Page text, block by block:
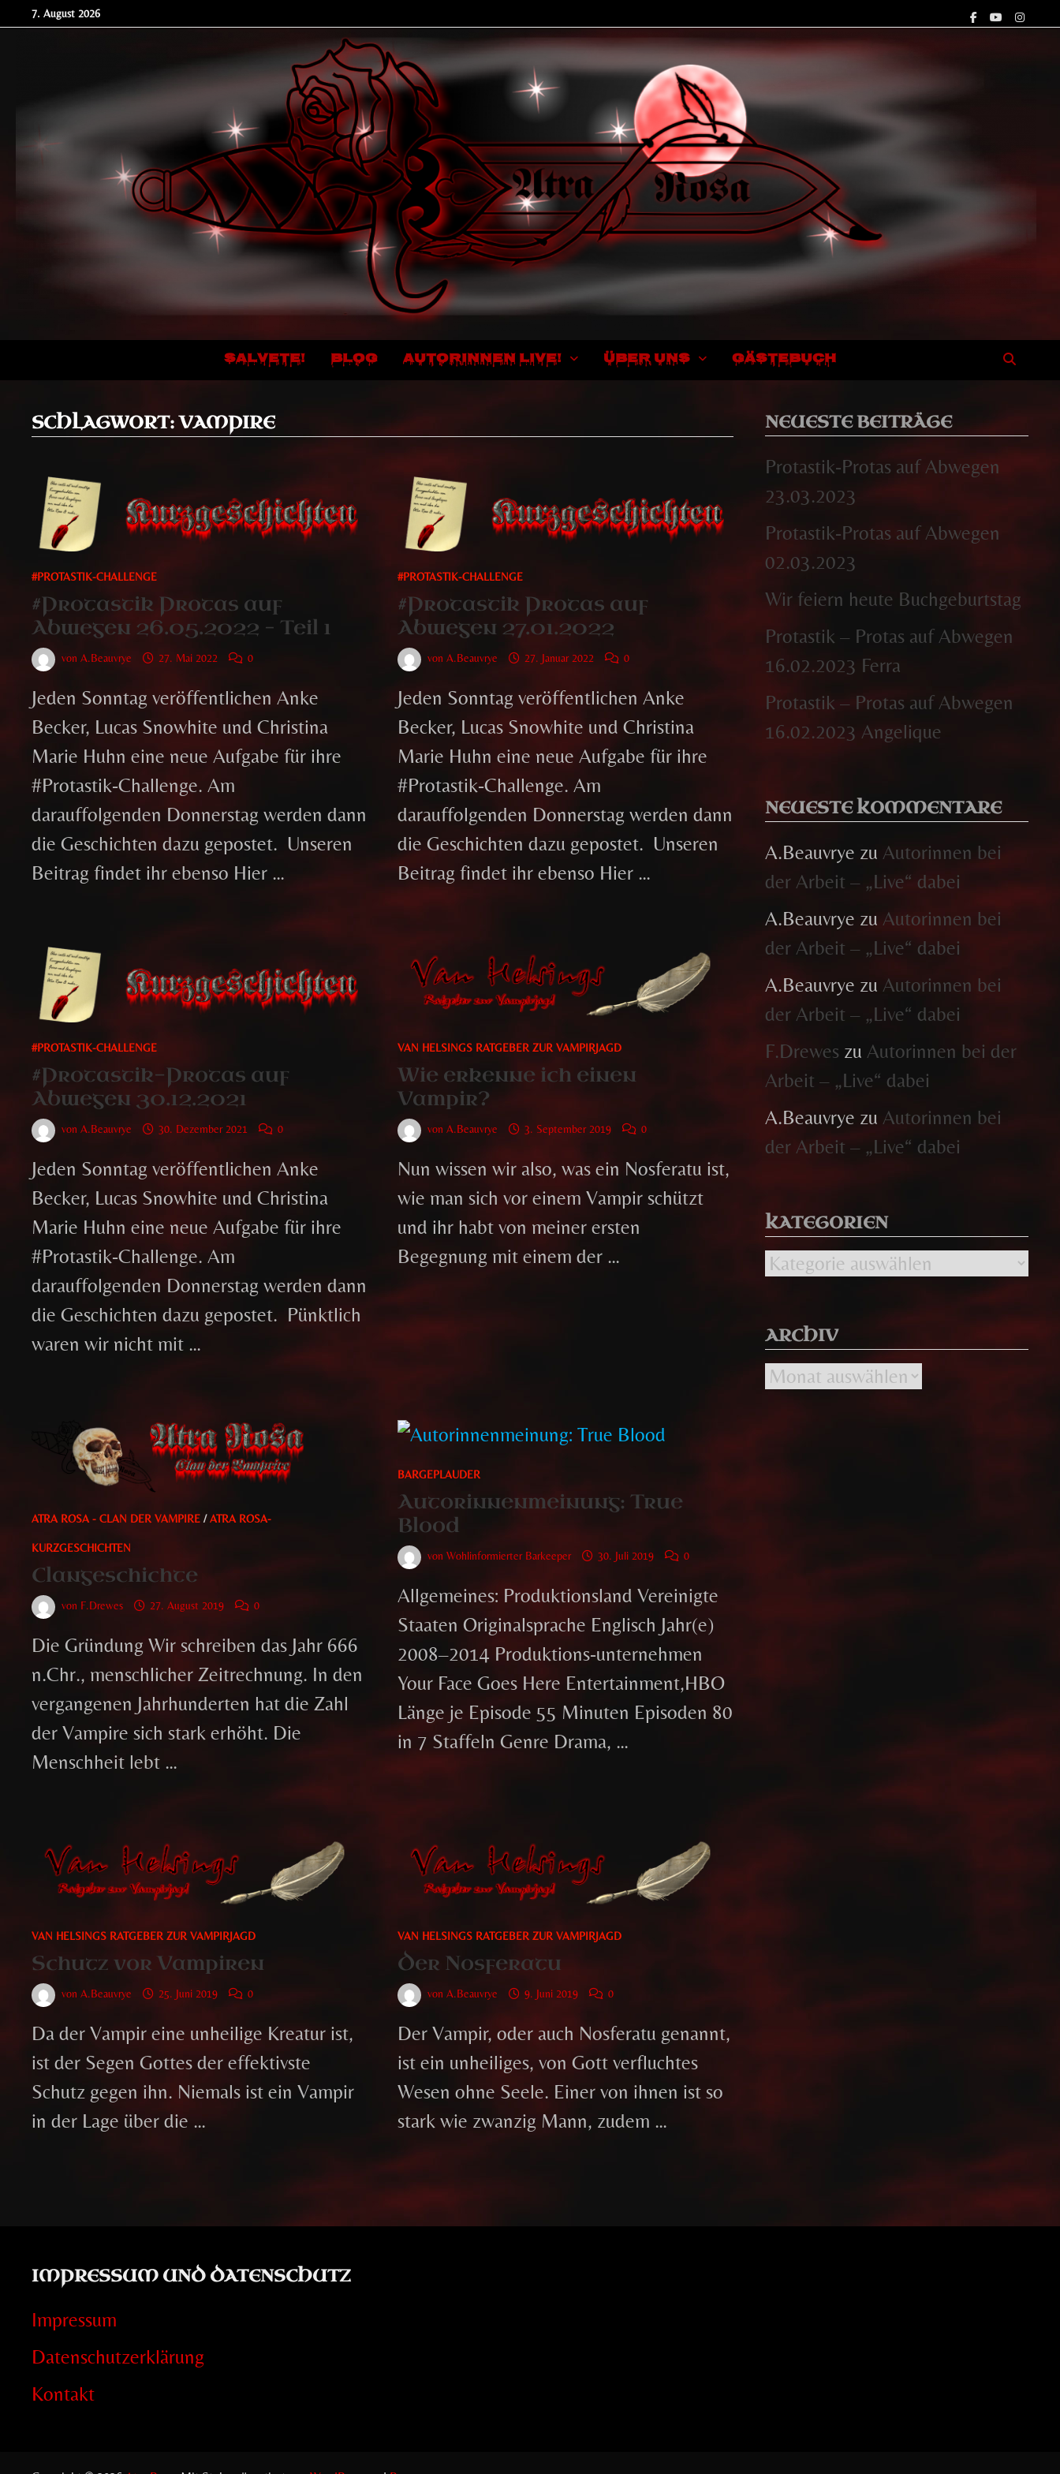
Zum7. August 2026
SALVETE! BLOG AUTORINNEN LIVE! ÜBER UNS GÄSTEBUCH
SCHLAGWORT:VAMPIRE
#PROTASTIK-CHALLENGE
#Protastik Protas auf
Abwegen 26.05.2022 – Teil 1
vonA.Beauvrye 27. Mai 2022 0
Jeden Sonntag veröffentlichen Anke
Becker, Lucas Snowhite und Christina
Marie Huhn eine neue Aufgabe für ihre
#Protastik-Challenge. Am
darauffolgenden Donnerstag werden dann
die Geschichten dazu gepostet. Unseren
Beitrag findet ihr ebenso Hier …
#PROTASTIK-CHALLENGE
#Protastik Protas auf
Abwegen 27.01.2022
vonA.Beauvrye 27. Januar 2022 0
Jeden Sonntag veröffentlichen Anke
Becker, Lucas Snowhite und Christina
Marie Huhn eine neue Aufgabe für ihre
#Protastik-Challenge. Am
darauffolgenden Donnerstag werden dann
die Geschichten dazu gepostet. Unseren
Beitrag findet ihr ebenso Hier …
#PROTASTIK-CHALLENGE
#Protastik-Protas auf
Abwegen 30.12.2021
vonA.Beauvrye 30. Dezember 2021 0
Jeden Sonntag veröffentlichen Anke
Becker, Lucas Snowhite und Christina
Marie Huhn eine neue Aufgabe für ihre
#Protastik-Challenge. Am
darauffolgenden Donnerstag werden dann
die Geschichten dazu gepostet. Pünktlich
waren wir nicht mit …
VAN HELSINGS RATGEBER ZUR VAMPIRJAGD
Wie erkenne ich einen
Vampir?
vonA.Beauvrye 3. September 2019 0
Nun wissen wir also, was ein Nosferatu ist,
wie man sich vor einem Vampir schützt
und ihr habt von meiner ersten
Begegnung mit einem der …
ATRA ROSA - CLAN DER VAMPIRE /ATRA ROSA-
KURZGESCHICHTEN
Clangeschichte
von F.Drewes 27. August 2019 0
Die Gründung Wir schreiben das Jahr 666
n.Chr., menschlicher Zeitrechnung. In den
vergangenen Jahrhunderten hat die Zahl
der Vampire sich stark erhöht. Die
Menschheit lebt …
BARGEPLAUDER
Autorinnenmeinung: True
Blood
vonWohlinformierter Barkeeper 30. Juli 2019 0
Allgemeines: Produktionsland Vereinigte
Staaten Originalsprache Englisch Jahr(e)
2008–2014 Produktions-unternehmen
Your Face Goes Here Entertainment,HBO
Länge je Episode 55 Minuten Episoden 80
in 7 Staffeln Genre Drama, …
VAN HELSINGS RATGEBER ZUR VAMPIRJAGD
Schutz vor Vampiren
vonA.Beauvrye 25. Juni 2019 0
Da der Vampir eine unheilige Kreatur ist,
ist der Segen Gottes der effektivste
Schutz gegen ihn. Niemals ist ein Vampir
in der Lage über die …
VAN HELSINGS RATGEBER ZUR VAMPIRJAGD
Der Nosferatu
vonA.Beauvrye 9. Juni 2019 0
Der Vampir, oder auch Nosferatu genannt,
ist ein unheiliges, von Gott verfluchtes
Wesen ohne Seele. Einer von ihnen ist so
stark wie zwanzig Mann, zudem …
NEUESTE BEITRÄGE
Protastik-Protas auf Abwegen
23.03.2023
Protastik-Protas auf Abwegen
02.03.2023
Wir feiern heute Buchgeburtstag
Protastik – Protas auf Abwegen
16.02.2023 Ferra
Protastik – Protas auf Abwegen
16.02.2023 Angelique
NEUESTE KOMMENTARE
A.Beauvrye zu Autorinnen bei
der Arbeit – „Live“ dabei
A.Beauvrye zu Autorinnen bei
der Arbeit – „Live“ dabei
A.Beauvrye zu Autorinnen bei
der Arbeit – „Live“ dabei
F.Drewes zu Autorinnen bei der
Arbeit – „Live“ dabei
A.Beauvrye zu Autorinnen bei
der Arbeit – „Live“ dabei
KATEGORIEN
Kategorien
ARCHIV
Archiv
IMPRESSUM UND DATENSCHUTZ
Impressum
Datenschutzerklärung
Kontakt